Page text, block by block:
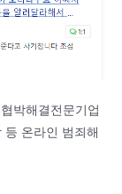
박해결전문기업
등 온라인 범죄해